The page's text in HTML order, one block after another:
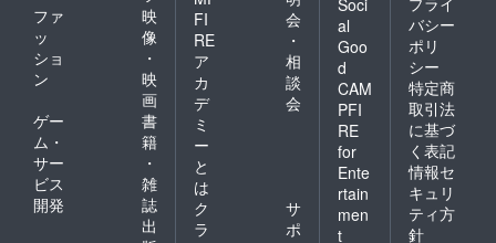
ファ
ッ
ショ
ン
映
像
・
映
画
ゲー
ム・
サー
ビス
開発
書
籍
・
雑
誌
出
FI
RE
ア
カ
デ
ミ
ー
と
は
会
・
相
談
会
ク
ラ
サ
ポ
Soci
al
Goo
d
CAM
PFI
RE
for
Ente
rtain
men
t
バシー
ポリ
シー
特定商
取引法
に基づ
く表記
情報セ
キュリ
ティ方
針